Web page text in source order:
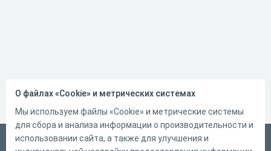
Русский
О файлах «Cookie» и метрических системах
Мы используем файлы «Cookie» и метрические системы
для сбора и анализа информации о производительности и
использовании сайта, а также для улучшения и